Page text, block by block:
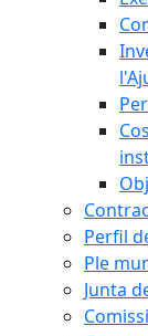
Perfil
Ple
Junta